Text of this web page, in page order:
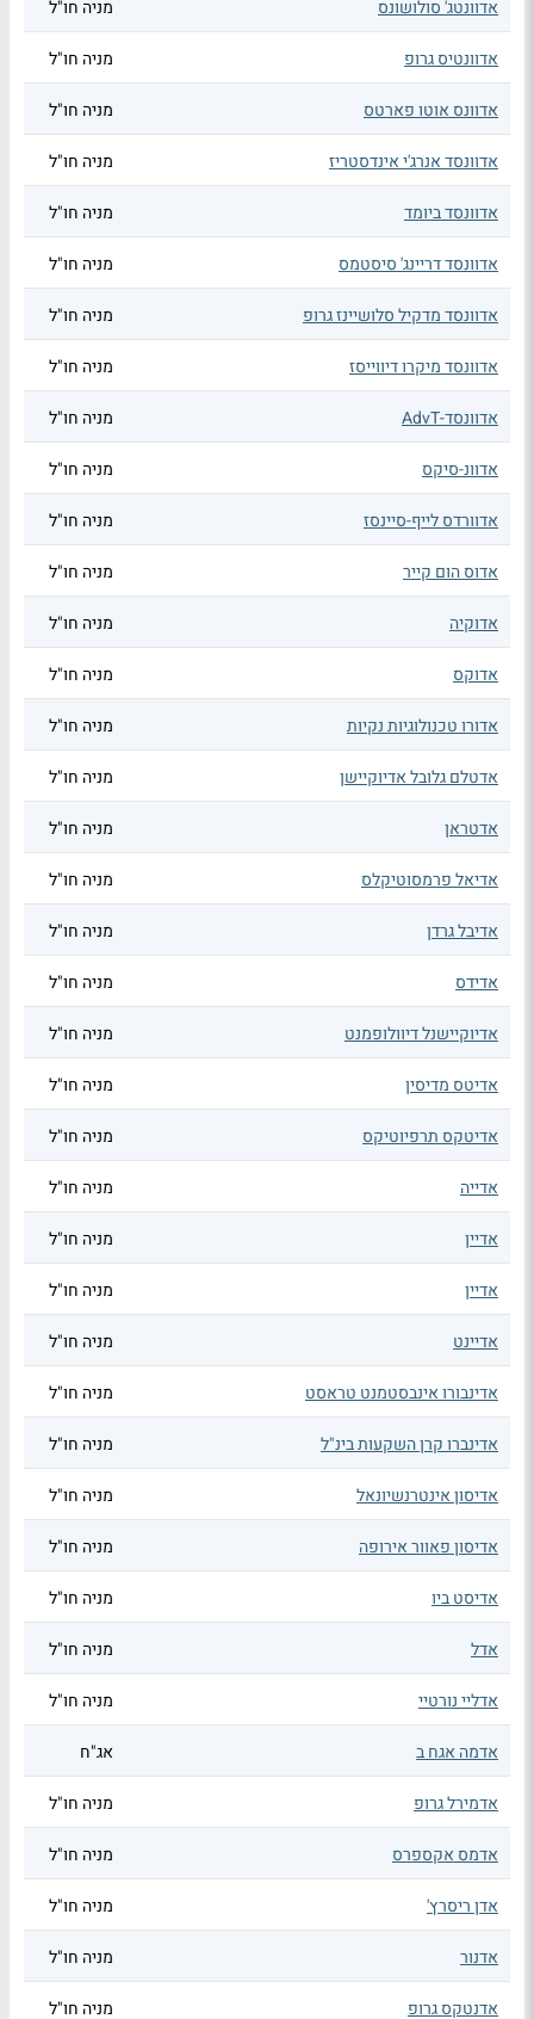
אדוונטג' סולושונס מניה חו"ל
אדוונטיס גרופ מניה חו"ל
אדוונס אוטו פארטס מניה חו"ל
אדוונסד אנרג'י אינדסטריז מניה חו"ל
אדוונסד ביומד מניה חו"ל
אדוונסד דריינג' סיסטמס מניה חו"ל
אדוונסד מדקיל סלושיינז גרופ מניה חו"ל
אדוונסד מיקרו דיווייסז מניה חו"ל
אדוונסד-AdvT מניה חו"ל
אדוונ-סיקס מניה חו"ל
אדוורדס לייף-סיינסז מניה חו"ל
אדוס הום קייר מניה חו"ל
אדוקיה מניה חו"ל
אדוקס מניה חו"ל
אדורו טכנולוגיות נקיות מניה חו"ל
אדטלם גלובל אדיוקיישן מניה חו"ל
אדטראן מניה חו"ל
אדיאל פרמסוטיקלס מניה חו"ל
אדיבל גרדן מניה חו"ל
אדידס מניה חו"ל
אדיוקיישנל דיוולופמנט מניה חו"ל
אדיטס מדיסין מניה חו"ל
אדיטקס תרפיוטיקס מניה חו"ל
אדייה מניה חו"ל
אדיין מניה חו"ל
אדיין מניה חו"ל
אדיינט מניה חו"ל
אדינבורו אינבסטמנט טראסט מניה חו"ל
אדינברו קרן השקעות בינ"ל מניה חו"ל
אדיסון אינטרנשיונאל מניה חו"ל
אדיסון פאוור אירופה מניה חו"ל
אדיסט ביו מניה חו"ל
אדל מניה חו"ל
אדליי נורטיי מניה חו"ל
אדמה אגח ב אג"ח
אדמירל גרופ מניה חו"ל
אדמס אקספרס מניה חו"ל
אדן ריסרץ' מניה חו"ל
אדנור מניה חו"ל
אדנטקס גרופ מניה חו"ל